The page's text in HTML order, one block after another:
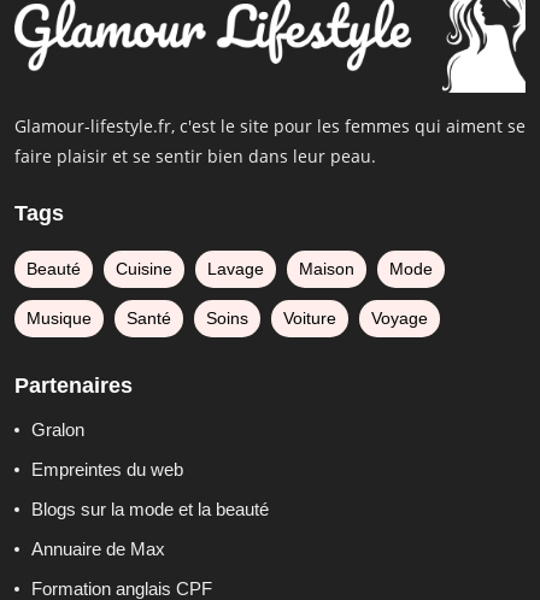
Glamour-lifestyle.fr, c'est le site pour les femmes qui aiment se
faire plaisir et se sentir bien dans leur peau.
Tags
Beauté Cuisine Lavage Maison Mode
Musique Santé Soins Voiture Voyage
Partenaires
Gralon
Empreintes du web
Blogs sur la mode et la beauté
Annuaire de Max
Formation anglais CPF